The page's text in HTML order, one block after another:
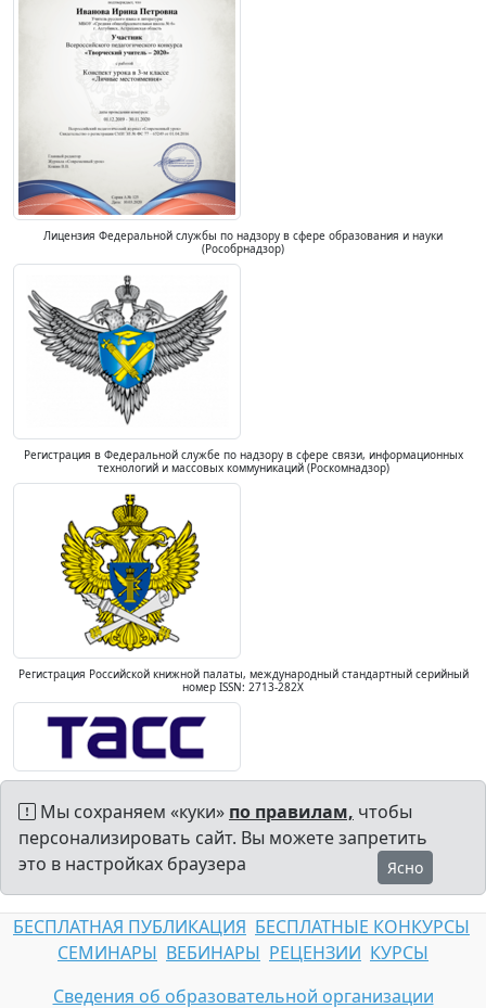
Лицензия Федеральной службы по надзору в сфере образования и науки
(Рособрнадзор)
Регистрация в Федеральной службе по надзору в сфере связи, информационных
технологий и массовых коммуникаций (Роскомнадзор)
Регистрация Российской книжной палаты, международный стандартный серийный
номер ISSN: 2713-282X
Мы сохраняем «куки» по правилам, чтобы
персонализировать сайт. Вы можете запретить
это в настройках браузера
Ясно
БЕСПЛАТНАЯ ПУБЛИКАЦИЯ БЕСПЛАТНЫЕ КОНКУРСЫ
СЕМИНАРЫ ВЕБИНАРЫ РЕЦЕНЗИИ КУРСЫ
Сведения об образовательной организации